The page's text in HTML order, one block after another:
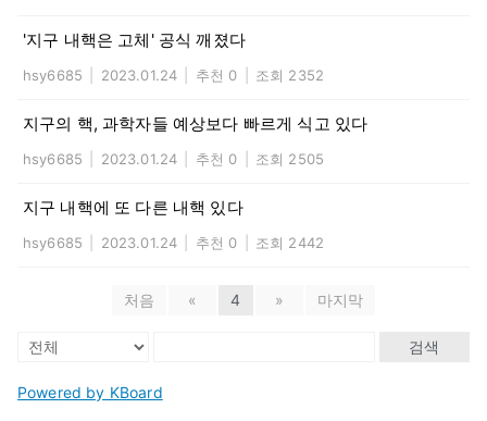
'지구 내핵은 고체' 공식 깨졌다
hsy6685 2023.01.24 추천 0 조회 2352
지구의 핵, 과학자들 예상보다 빠르게 식고 있다
hsy6685 2023.01.24 추천 0 조회 2505
지구 내핵에 또 다른 내핵 있다
hsy6685 2023.01.24 추천 0 조회 2442
처음 « 4 » 마지막
검색
Powered by KBoard